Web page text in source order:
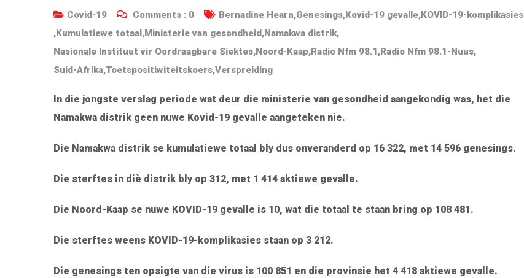
Covid-19 Comments : 0 Bernadine Hearn,Genesings,Kovid-19 gevalle,KOVID-19-komplikasies
,Kumulatiewe totaal,Ministerie van gesondheid,Namakwa distrik,
Nasionale Instituut vir Oordraagbare Siektes,Noord-Kaap,Radio Nfm 98.1,Radio Nfm 98.1-Nuus,
Suid-Afrika,Toetspositiwiteitskoers,Verspreiding
In die jongste verslag periode wat deur die ministerie van gesondheid aangekondig was, het die
Namakwa distrik geen nuwe Kovid-19 gevalle aangeteken nie.
Die Namakwa distrik se kumulatiewe totaal bly dus onveranderd op 16 322, met 14 596 genesings.
Die sterftes in diè distrik bly op 312, met 1 414 aktiewe gevalle.
Die Noord-Kaap se nuwe KOVID-19 gevalle is 10, wat die totaal te staan bring op 108 481.
Die sterftes weens KOVID-19-komplikasies staan op 3 212.
Die genesings ten opsigte van die virus is 100 851 en die provinsie het 4 418 aktiewe gevalle.